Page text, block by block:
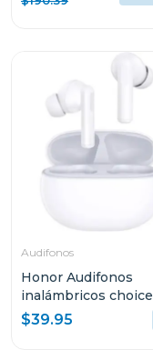
Audifonos
Honor Audifonos
inalámbricos choice
earbuds x7i blanco
me00
$39.95